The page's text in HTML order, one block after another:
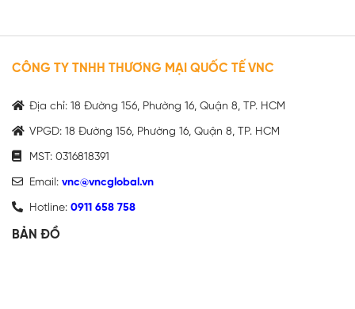
CÔNG TY TNHH THƯƠNG MẠI QUỐC TẾ VNC
Địa chỉ: 18 Đường 156, Phường 16, Quận 8, TP. HCM
VPGD: 18 Đường 156, Phường 16, Quận 8, TP. HCM
MST: 0316818391
Email: vnc@vncglobal.vn
Hotline: 0911 658 758
BẢN ĐỒ